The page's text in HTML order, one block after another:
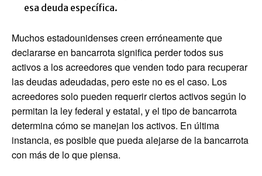
esa deuda específica.
Muchos estadounidenses creen erróneamente que
declararse en bancarrota significa perder todos sus
activos a los acreedores que venden todo para recuperar
las deudas adeudadas, pero este no es el caso. Los
acreedores solo pueden requerir ciertos activos según lo
permitan la ley federal y estatal, y el tipo de bancarrota
determina cómo se manejan los activos. En última
instancia, es posible que pueda alejarse de la bancarrota
con más de lo que piensa.